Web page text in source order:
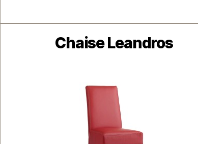
Catégories
Chaise Leandros